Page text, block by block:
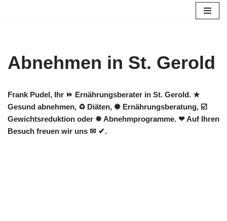
Abnehmen in St. Gerold
Frank Pudel, Ihr ⏩ Ernährungsberater in St. Gerold. ★
Gesund abnehmen, ♻ Diäten, ✺ Ernährungsberatung, ☑️
Gewichtsreduktion oder ✹ Abnehmprogramme. ❤ Auf Ihren
Besuch freuen wir uns ✉ ✔.